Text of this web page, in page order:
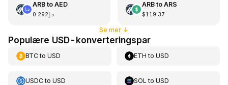
ARBto AED
د.إ0.292
ARBto ARS
$119.37
Se mer ↓
Populære USD-konverteringspar
BTCto USD ETH toUSD
USDCto USD SOL toUSD